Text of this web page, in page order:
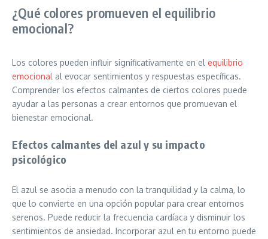
¿Qué colores promueven el equilibrio
emocional?
Los colores pueden influir significativamente en el equilibrio
emocional al evocar sentimientos y respuestas específicas.
Comprender los efectos calmantes de ciertos colores puede
ayudar a las personas a crear entornos que promuevan el
bienestar emocional.
Efectos calmantes del azul y su impacto
psicológico
El azul se asocia a menudo con la tranquilidad y la calma, lo
que lo convierte en una opción popular para crear entornos
serenos. Puede reducir la frecuencia cardíaca y disminuir los
sentimientos de ansiedad. Incorporar azul en tu entorno puede